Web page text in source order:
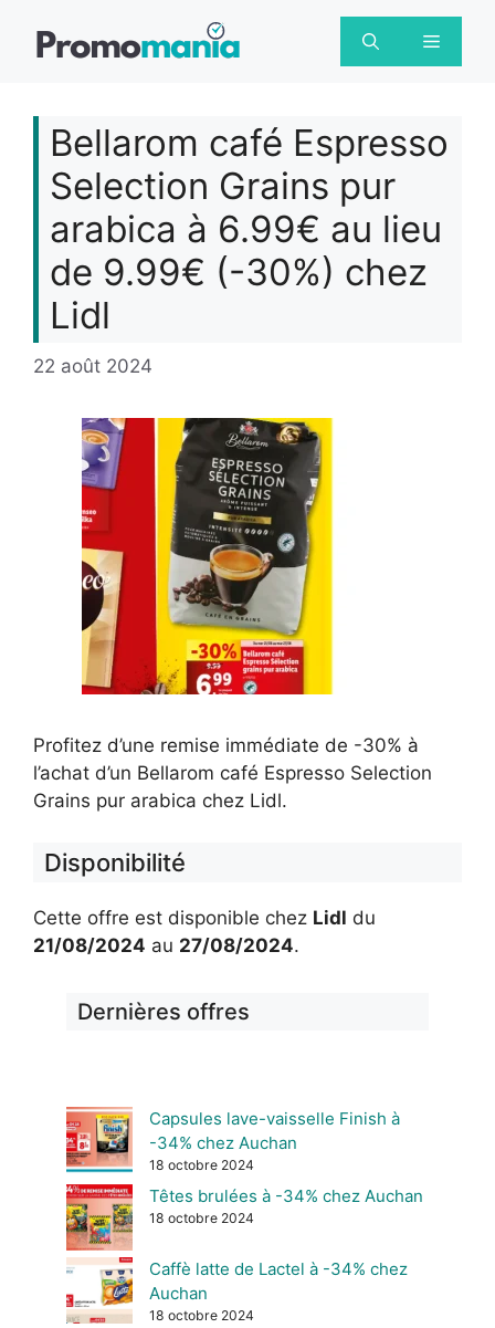
Menu
Bellarom café Espresso
Selection Grains pur
arabica à 6.99€ au lieu
de 9.99€ (-30%) chez
Lidl
22 août 2024
Profitez d’une remise immédiate de -30% à
l’achat d’un Bellarom café Espresso Selection
Grains pur arabica chez Lidl.
Disponibilité
Cette offre est disponible chez Lidl du
21/08/2024 au 27/08/2024.
Dernières offres
Capsules lave-vaisselle Finish à
-34% chez Auchan
18 octobre 2024
Têtes brulées à -34% chez Auchan
18 octobre 2024
Caffè latte de Lactel à -34% chez
Auchan
18 octobre 2024